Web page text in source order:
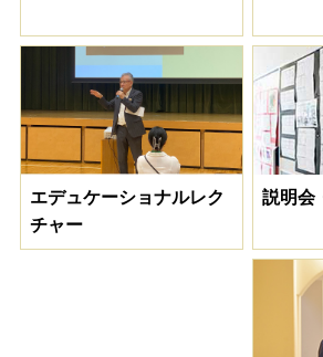
エデュケーショナルレク
チャー
説明会